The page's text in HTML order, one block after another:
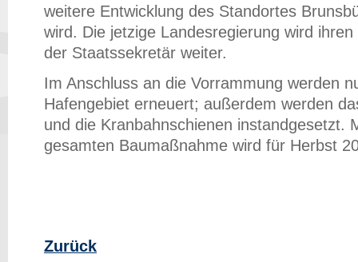
weitere Entwicklung des Standortes
wird. Die jetzige Landesregierung wird
der Staatssekretär weiter.
Im Anschluss an die Vorrammung werden
Hafengebiet erneuert; außerdem werden
und die Kranbahnschienen instandgesetzt.
gesamten Baumaßnahme wird für Herbst
Zurück